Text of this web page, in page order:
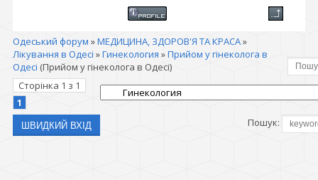
Одеський форум »МЕДИЦИНА, ЗДОРОВ'Я ТА КРАСА»
Лікування в Одесі »Гинекология »Прийом у гінеколога в
Одесі (Прийом у гінеколога в Одесі)
Сторінка 1 з 1
1
Пошук: